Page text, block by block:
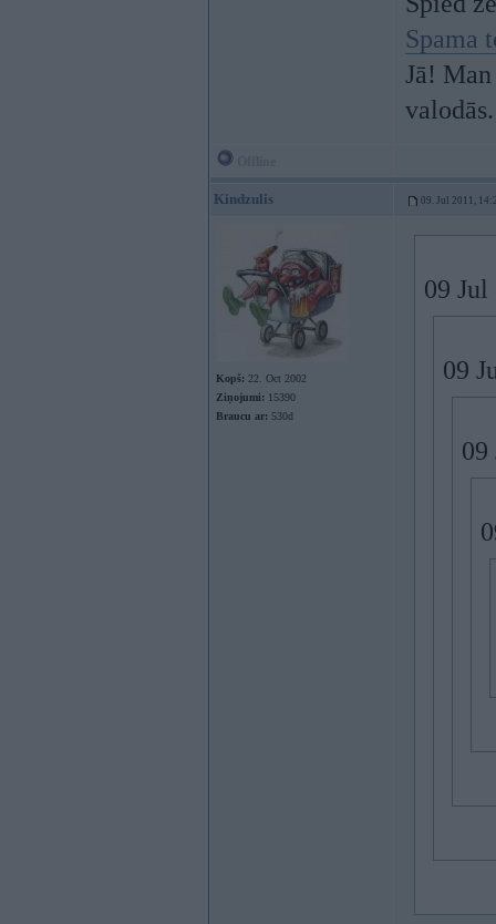
Spama
Jā!
valodās.
Kindzulis 09. Jul 2011,
Kopš: 22. Oct 2002
Ziņojumi: 15390
Braucu ar: 530d
09
09
09